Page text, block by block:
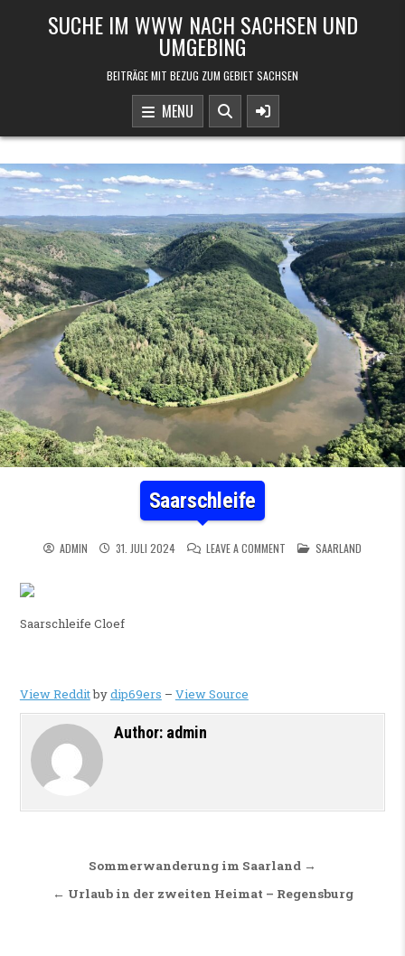
SUCHE IM WWW NACH SACHSEN UND
UMGEBING
BEITRÄGE MIT BEZUG ZUM GEBIET SACHSEN
MENU
Saarschleife
ADMIN 31. JULI 2024 LEAVE A COMMENT ON SAARSCHLEIFE
POSTED IN
SAARLAND
Saarschleife Cloef
View Redditbydip69ers – View Source
Author: admin
Beitragsnavigation
Sommerwanderung im Saarland →
← Urlaub in der zweiten Heimat – Regensburg